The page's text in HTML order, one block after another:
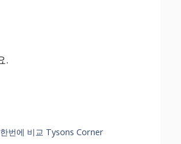
.
번에 비교 Tysons Corner